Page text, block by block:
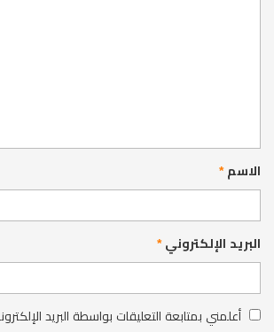
الاسم*
البريد الإلكتروني*
أعلمني بمتابعة التعليقات بواسطة البريد